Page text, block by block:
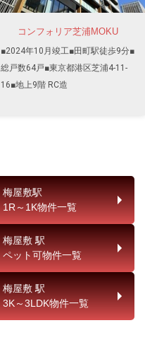
コンフォリア芝浦MOKU
■2024年10月竣工■田町駅徒歩9分■
総戸数64戸■東京都港区芝浦4-11-
16■地上9階 RC造
梅屋敷駅
1R～1K物件一覧
梅屋敷 駅
ペット可物件一覧
梅屋敷 駅
3K～3LDK物件一覧